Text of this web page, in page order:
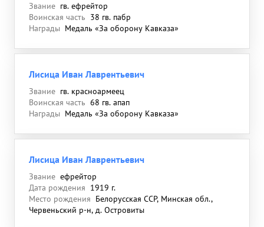
Звание гв. ефрейтор
Воинская часть 38 гв. пабр
Награды Медаль «За оборону Кавказа»
Лисица Иван Лаврентьевич
Звание гв. красноармеец
Воинская часть 68 гв. апап
Награды Медаль «За оборону Кавказа»
Лисица Иван Лаврентьевич
Звание ефрейтор
Дата рождения 1919 г.
Место рождения Белорусская ССР, Минская обл.,
Червеньский р-н, д. Островиты